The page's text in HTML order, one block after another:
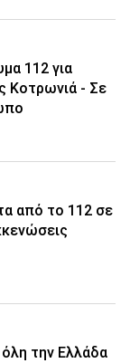
112 για
Κοτρωνιά - Σε
από το 112 σε
την Ελλάδα